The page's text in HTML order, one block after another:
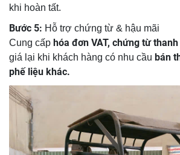
khi hoàn tất.
Bước 5: Hỗ trợ chứng từ & hậu mãi
Cung cấp hóa đơn VAT, chứng từ
giá lại khi khách hàng có nhu cầu bán
phế liệu khác.